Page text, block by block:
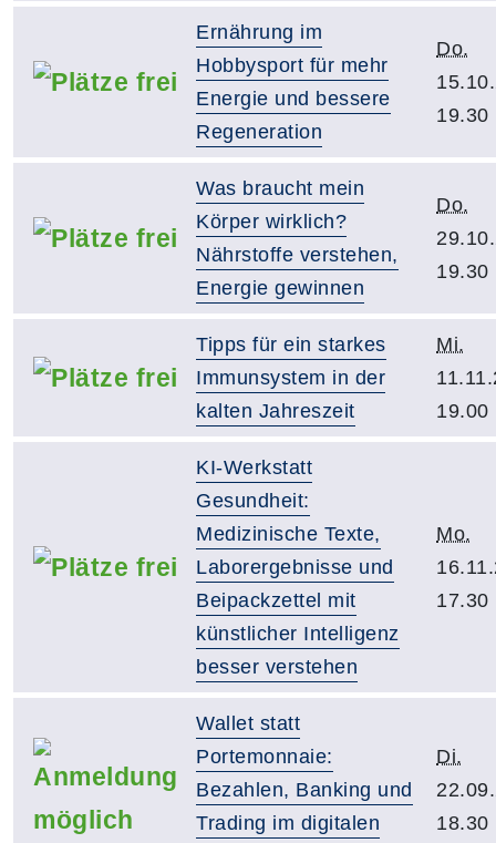
Ernährung im
Hobbysport für mehr
Energie und bessere
Regeneration
Do.
19.30
Was braucht mein
Körper wirklich?
Nährstoffe verstehen,
Energie gewinnen
Do.
19.30
Tipps für ein starkes
Immunsystem in der
kalten Jahreszeit
Mi.
19.00
KI-Werkstatt
Gesundheit:
Medizinische Texte,
Laborergebnisse und
Beipackzettel mit
künstlicher Intelligenz
besser verstehen
Mo.
17.30
Wallet statt
Portemonnaie:
Bezahlen, Banking und
Trading im digitalen
Di.
18.30